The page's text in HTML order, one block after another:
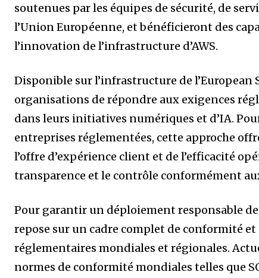
soutenues par les équipes de sécurité, de
l’Union Européenne, et bénéficieront des
l’innovation de l’infrastructure d’AWS.
Disponible sur l’infrastructure de l’European
organisations de répondre aux exigences
dans leurs initiatives numériques et d’IA.
entreprises réglementées, cette approche
l’offre d’expérience client et de l’efficacité
transparence et le contrôle conformément
Pour garantir un déploiement responsable
repose sur un cadre complet de conformité
réglementaires mondiales et régionales.
normes de conformité mondiales telles que